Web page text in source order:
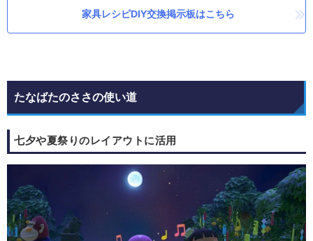
家具レシピDIY交換掲示板はこちら
たなばたのささの使い道
七夕や夏祭りのレイアウトに活用